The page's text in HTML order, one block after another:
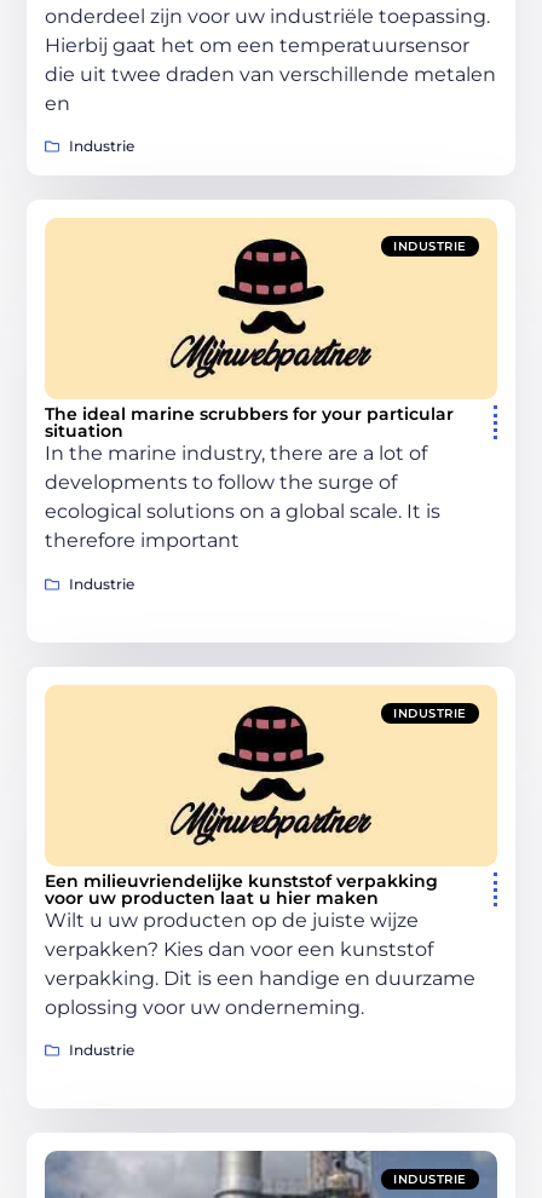
onderdeel zijn voor uw industriële toepassing.
Hierbij gaat het om een temperatuursensor
die uit twee draden van verschillende metalen
en
Industrie
INDUSTRIE
The ideal marine scrubbers for your particular
situation
In the marine industry, there are a lot of
developments to follow the surge of
ecological solutions on a global scale. It is
therefore important
Industrie
INDUSTRIE
Een milieuvriendelijke kunststof verpakking
voor uw producten laat u hier maken
Wilt u uw producten op de juiste wijze
verpakken? Kies dan voor een kunststof
verpakking. Dit is een handige en duurzame
oplossing voor uw onderneming.
Industrie
INDUSTRIE